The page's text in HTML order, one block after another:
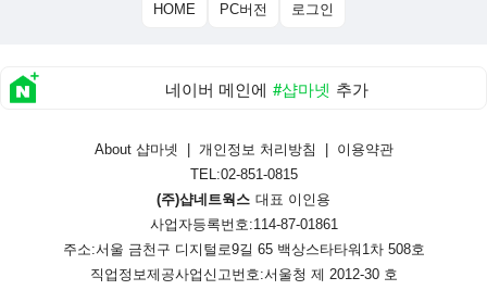
HOME PC버전 로그인
네이버 메인에 #샵마넷 추가
About 샵마넷 개인정보 처리방침
이용약관
TEL:02-851-0815
(주)샵네트웍스 대표 이인용
사업자등록번호:114-87-01861
주소:서울 금천구 디지털로9길 65 백상스타타워1차 508호
직업정보제공사업신고번호:서울청 제 2012-30 호